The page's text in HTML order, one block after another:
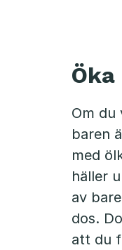
Om du
baren
med
häller
av
dos.
att du